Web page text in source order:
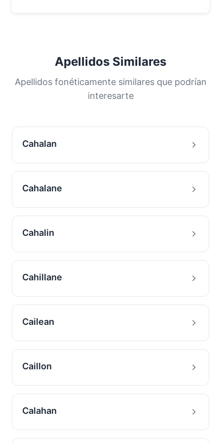
Apellidos Similares
Apellidos fonéticamente similares que podrían
interesarte
Cahalan
Cahalane
Cahalin
Cahillane
Cailean
Caillon
Calahan